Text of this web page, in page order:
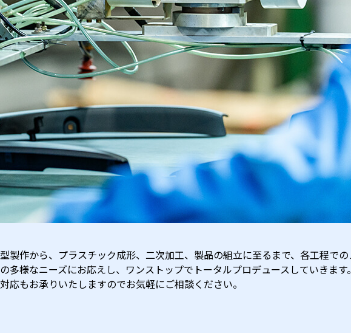
製作から、プラスチック成形、二次加工、製品の組立に至るまで、各工程で
多様なニーズにお応えし、ワンストップでトータルプロデュースしていきま
応もお承りいたしますのでお気軽にご相談ください。